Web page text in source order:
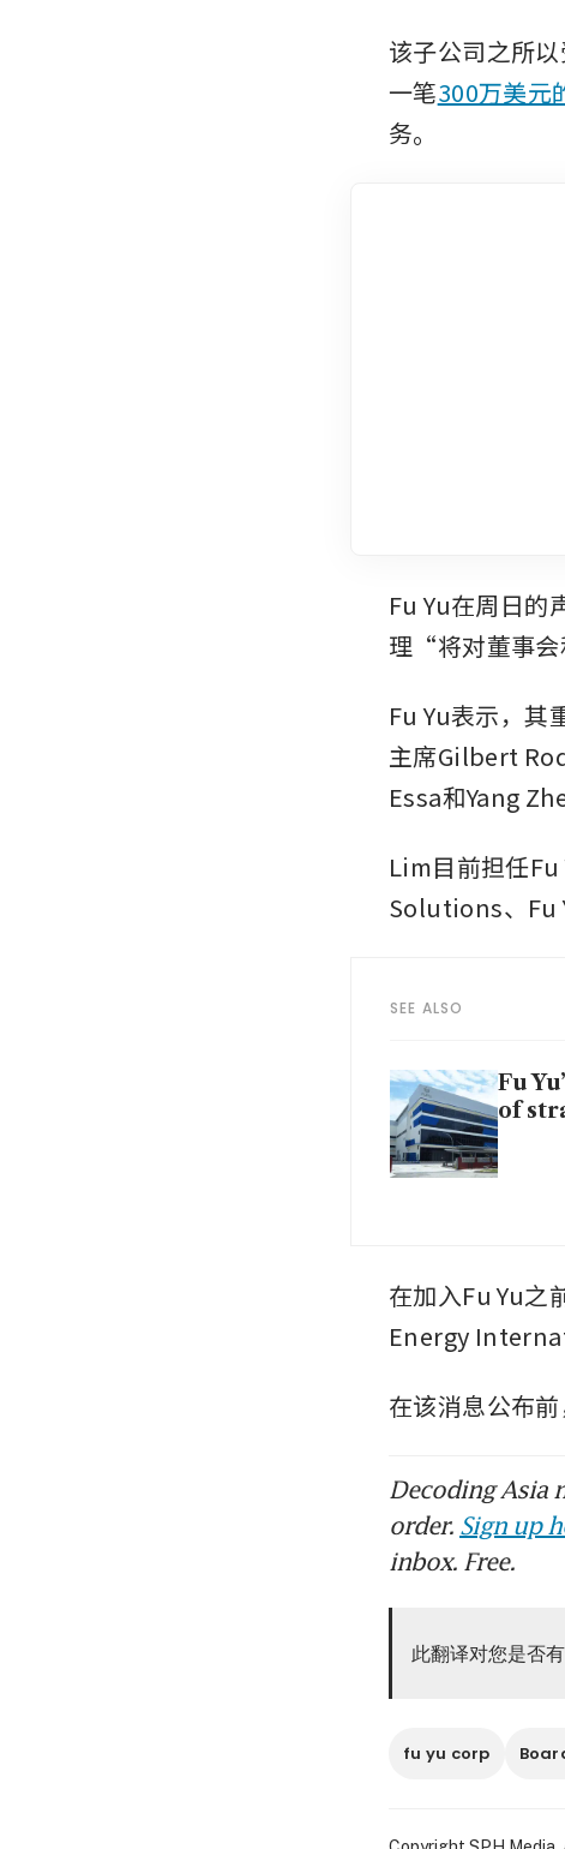
该子公司之所
一笔300万美元
务。
Fu Yu在周日的
理“将对董事会
Fu Yu表示，其
主席Gilbert
Essa和Yang
Lim目前担任
Solutions、Fu
SEE ALSO
Fu
of
在加入Fu Yu
Energy
在该消息公布
Decoding Asia
order. Sign up
inbox. Free.
此翻译对您是否
fu yu corp